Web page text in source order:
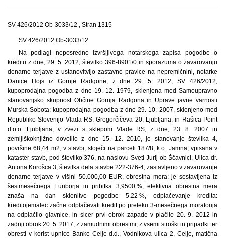
SV 426/2012 Ob-3033/12 , Stran 1315
SV 426/2012 Ob-3033/12
Na podlagi neposredno izvršljivega notarskega zapisa pogodbe o
kreditu z dne, 29. 5. 2012, številko 396-8901/0 in sporazuma o zavarovanju
denarne terjatve z ustanovitvijo zastavne pravice na nepremičnini, notarke
Danice Hojs iz Gornje Radgone, z dne 29. 5. 2012, SV 426/2012,
kupoprodajna pogodba z dne 19. 12. 1979, sklenjena med Samoupravno
stanovanjsko skupnost Občine Gornja Radgona in Uprave javne varnosti
Murska Sobota; kupoprodajna pogodba z dne 29. 10. 2007, sklenjeno med
Republiko Slovenijo Vlada RS, Gregorčičeva 20, Ljubljana, in Rašica Point
d.o.o. Ljubljana, v zvezi s sklepom Vlade RS, z dne, 23. 8. 2007 in
zemljiškoknjižno dovolilo z dne 15. 12. 2010, je stanovanje številka 4,
površine 68,44 m2, v stavbi, stoječi na parceli 187/8, k.o. Jamna, vpisana v
kataster stavb, pod številko 376, na naslovu Sveti Jurij ob Ščavnici, Ulica dr.
Antona Korošca 3, številka dela stavbe 222-376-4, zastavljeno v zavarovanje
denarne terjatve v višini 50.000,00 EUR, obrestna mera: je sestavljena iz
šestmesečnega Euriborja in pribitka 3,9500 %, efektivna obrestna mera
znaša na dan sklenitve pogodbe 5,22 %, odplačevanje kredita:
kreditojemalec začne odplačevati kredit po preteku 3-mesečnega moratorija
na odplačilo glavnice, in sicer prvi obrok zapade v plačilo 20. 9. 2012 in
zadnji obrok 20. 5. 2017, z zamudnimi obrestmi, z vsemi stroški in pripadki ter
obresti v korist upnice Banke Celje d.d., Vodnikova ulica 2, Celje, matična